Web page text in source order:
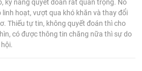
kỹ năng quyết đoán rất quan trọng. Nó
linh hoạt, vượt qua khó khăn và thay đổi
Thiếu tự tin, không quyết đoán thì cho
có được thông tin chăng nữa thì sự do